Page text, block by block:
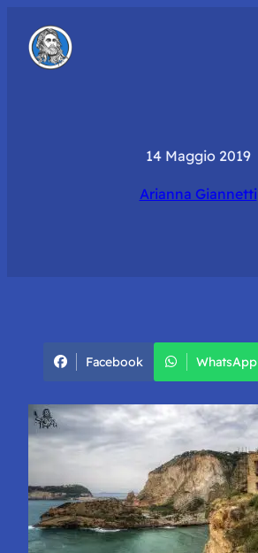
14 Maggio 2019
Arianna Giannetti
Facebook WhatsApp